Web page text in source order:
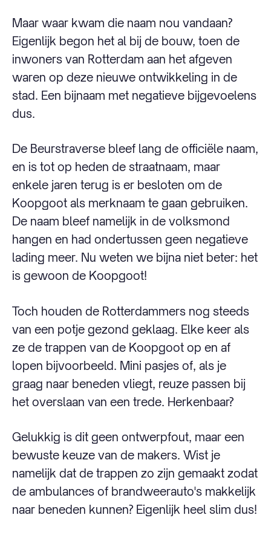
Maar waar kwam die naam nou vandaan?
Eigenlijk begon het al bij de bouw, toen de
inwoners van Rotterdam aan het afgeven
waren op deze nieuwe ontwikkeling in de
stad. Een bijnaam met negatieve bijgevoelens
dus.
De Beurstraverse bleef lang de officiële naam,
en is tot op heden de straatnaam, maar
enkele jaren terug is er besloten om de
Koopgoot als merknaam te gaan gebruiken.
De naam bleef namelijk in de volksmond
hangen en had ondertussen geen negatieve
lading meer. Nu weten we bijna niet beter: het
is gewoon de Koopgoot!
Toch houden de Rotterdammers nog steeds
van een potje gezond geklaag. Elke keer als
ze de trappen van de Koopgoot op en af
lopen bijvoorbeeld. Mini pasjes of, als je
graag naar beneden vliegt, reuze passen bij
het overslaan van een trede. Herkenbaar?
Gelukkig is dit geen ontwerpfout, maar een
bewuste keuze van de makers. Wist je
namelijk dat de trappen zo zijn gemaakt zodat
de ambulances of brandweerauto's makkelijk
naar beneden kunnen? Eigenlijk heel slim dus!